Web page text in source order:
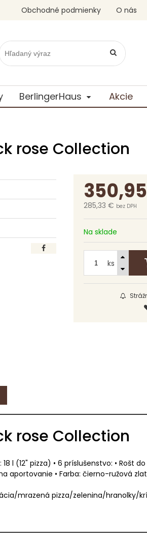
Obchodné podmienky O nás
BerlingerHaus Akcie
rose Collection
350,95
285,33 € bez DPH
Na sklade
ks
rose Collection
l (12" pizza) • 6 príslušenstvo: • Rošt
aportovanie • Farba: čierno-ružová
mrazená pizza/zelenina/hranolky/